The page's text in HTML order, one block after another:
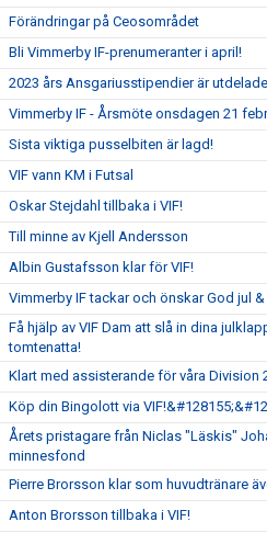
Förändringar på Ceosområdet
Bli Vimmerby IF-prenumeranter i april!
2023 års Ansgariusstipendier är utdelade
Vimmerby IF - Årsmöte onsdagen 21
Sista viktiga pusselbiten är lagd!
VIF vann KM i Futsal
Oskar Stejdahl tillbaka i VIF!
Till minne av Kjell Andersson
Albin Gustafsson klar för VIF!
Vimmerby IF tackar och önskar God jul
Få hjälp av VIF Dam att slå in dina
tomtenatta!
Klart med assisterande för våra Division
Köp din Bingolott via
Årets pristagare från Niclas "Läskis"
minnesfond
Pierre Brorsson klar som huvudtränare
Anton Brorsson tillbaka i VIF!